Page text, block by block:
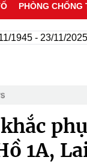
PHÒNG CHỐNG
- 23/11/2025
1A,